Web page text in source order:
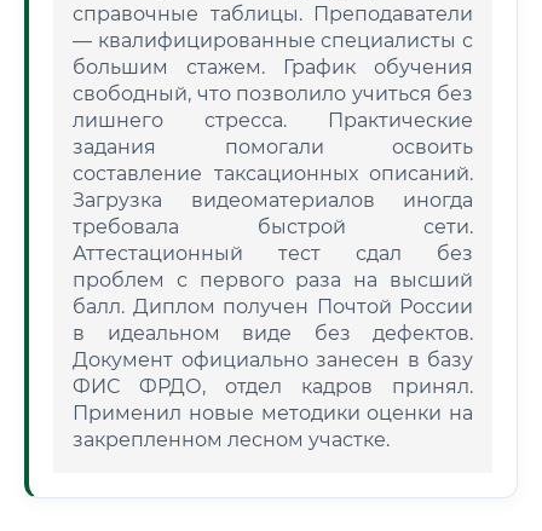
справочные таблицы. Преподаватели
— квалифицированные специалисты с
большим стажем. График обучения
свободный, что позволило учиться без
лишнего стресса. Практические
задания помогали освоить
составление таксационных описаний.
Загрузка видеоматериалов иногда
требовала быстрой сети.
Аттестационный тест сдал без
проблем с первого раза на высший
балл. Диплом получен Почтой России
в идеальном виде без дефектов.
Документ официально занесен в базу
ФИС ФРДО, отдел кадров принял.
Применил новые методики оценки на
закрепленном лесном участке.